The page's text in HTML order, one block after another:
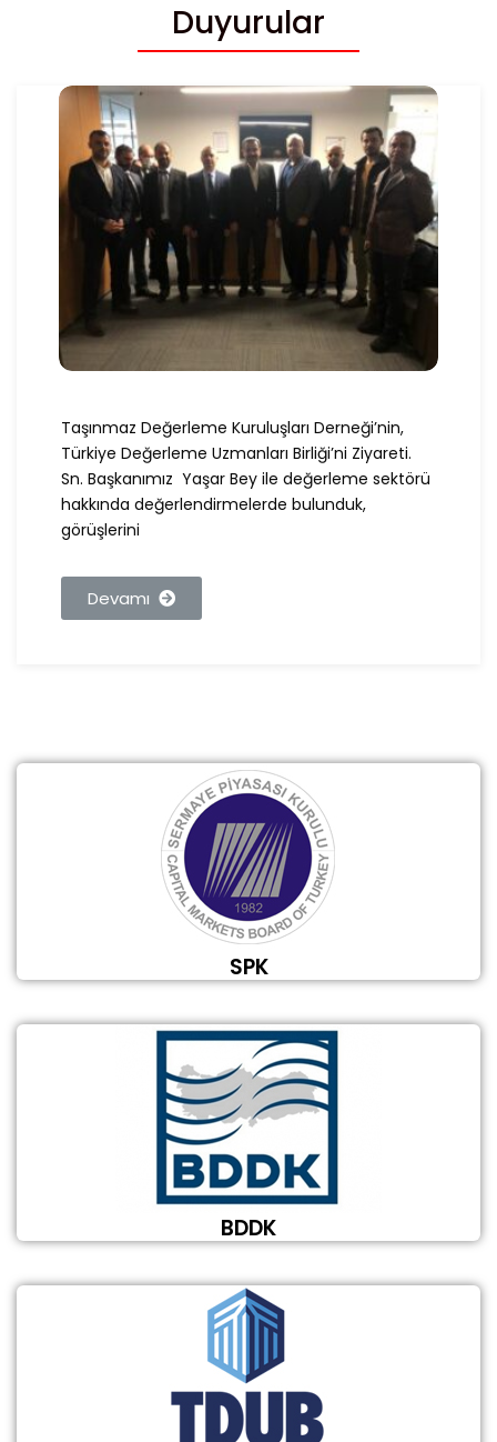
Duyurular
Taşınmaz Değerleme Kuruluşları Derneği’nin,
Türkiye Değerleme Uzmanları Birliği’ni Ziyareti.
Sn. Başkanımız Yaşar Bey ile değerleme sektörü
hakkında değerlendirmelerde bulunduk,
görüşlerini
Devamı
SPK
BDDK